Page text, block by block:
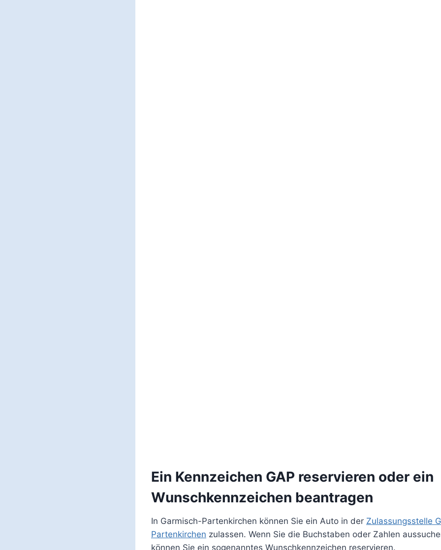
Ein Kennzeichen GAP reservieren oder ein
Wunschkennzeichen beantragen
In Garmisch-Partenkirchen können Sie ein Auto in der Zulassungsstelle
Partenkirchen zulassen. Wenn Sie die Buchstaben oder Zahlen
können Sie ein sogenanntes Wunschkennzeichen reservieren.